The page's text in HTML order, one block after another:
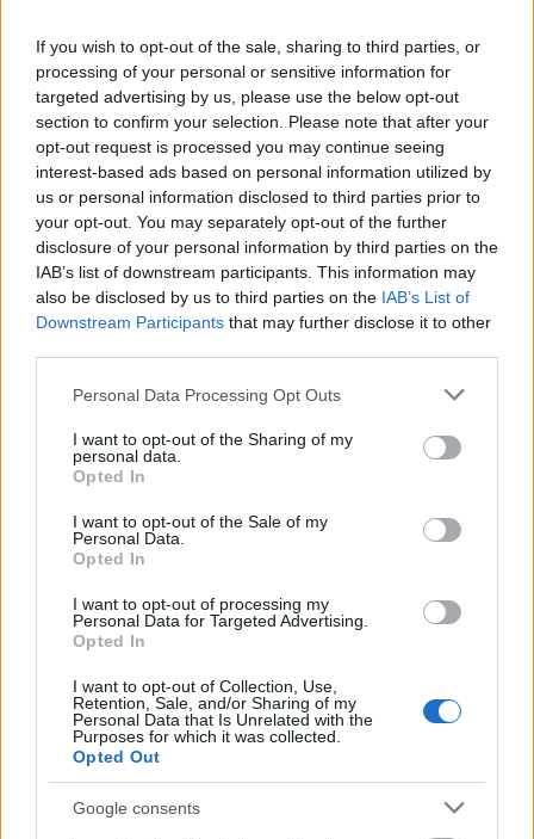
If you wish to opt-out of the sale, sharing to third parties, or
processing of your personal or sensitive information for
targeted advertising by us, please use the below opt-out
section to confirm your selection. Please note that after your
opt-out request is processed you may continue seeing
interest-based ads based on personal information utilized by
us or personal information disclosed to third parties prior to
your opt-out. You may separately opt-out of the further
disclosure of your personal information by third parties on the
IAB’s list of downstream participants. This information may
also be disclosed by us to third parties on the IAB’s List of
Downstream Participants that may further disclose it to other
Please note that this website/app uses one or more Google
not limited to your visit or usage behaviour. You may click to
grant or deny consent to Google and its third-party tags to
use your data for below specified purposes in below Google
consent section.
Personal Data Processing Opt Outs
I want to opt-out of the Sharing of my
personal data.
Opted In
I want to opt-out of the Sale of my
Personal Data.
Opted In
I want to opt-out of processing my
Personal Data for Targeted Advertising.
Opted In
I want to opt-out of Collection, Use,
Retention, Sale, and/or Sharing of my
Personal Data that Is Unrelated with the
Purposes for which it was collected.
Opted Out
Google consents
Több mint 40 kilométernyi szennyvízvezeték épül
Kelet-Magyarországon
2017.12.01
Vízgazdálkodás
Három új szennyvíztisztító telepet alakítanak ki és több mint
forintos beruházásban.
Csongrádon három elemmel bővült a CSOK